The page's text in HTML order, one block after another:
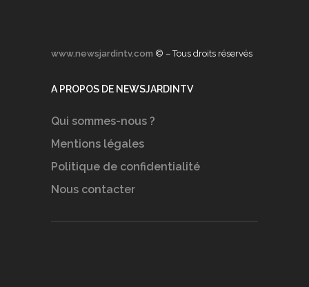
www.newsjardintv.com © – Tous droits réservés
A PROPOS DE NEWSJARDINTV
Qui sommes-nous ?
Mentions légales
Politique de confidentialité
Nous contacter